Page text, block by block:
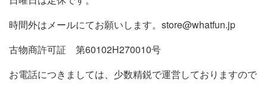
時間外はメールにてお願いします。store@whatfun.jp
古物商許可証 第60102H270010号
お電話につきましては、少数精鋭で運営しておりますので